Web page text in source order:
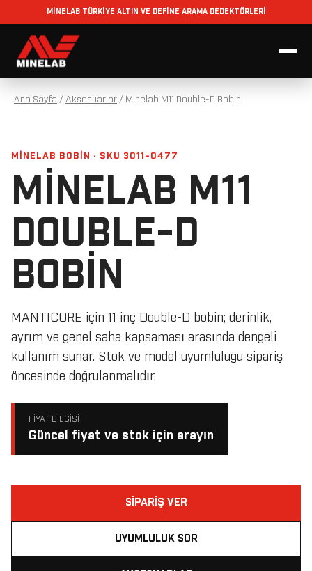
MİNELAB TÜRKİYE ALTIN VE DEFİNE ARAMA DEDEKTÖRLERİ
Ana Sayfa / Aksesuarlar / Minelab M11 Double-D Bobin
MINELAB BOBIN · SKU 3011-0477
MINELAB M11
DOUBLE-D
BOBIN
MANTICORE için 11 inç Double-D bobin; derinlik,
ayrım ve genel saha kapsaması arasında dengeli
kullanım sunar. Stok ve model uyumluluğu sipariş
öncesinde doğrulanmalıdır.
FIYAT BILGISI
Güncel fiyat ve stok için arayın
SIPARIŞ VER
UYUMLULUK SOR